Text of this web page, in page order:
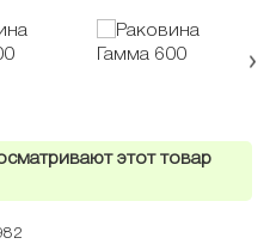
этот товар